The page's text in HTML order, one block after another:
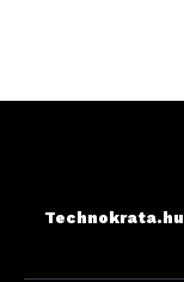
Technokrata.hu